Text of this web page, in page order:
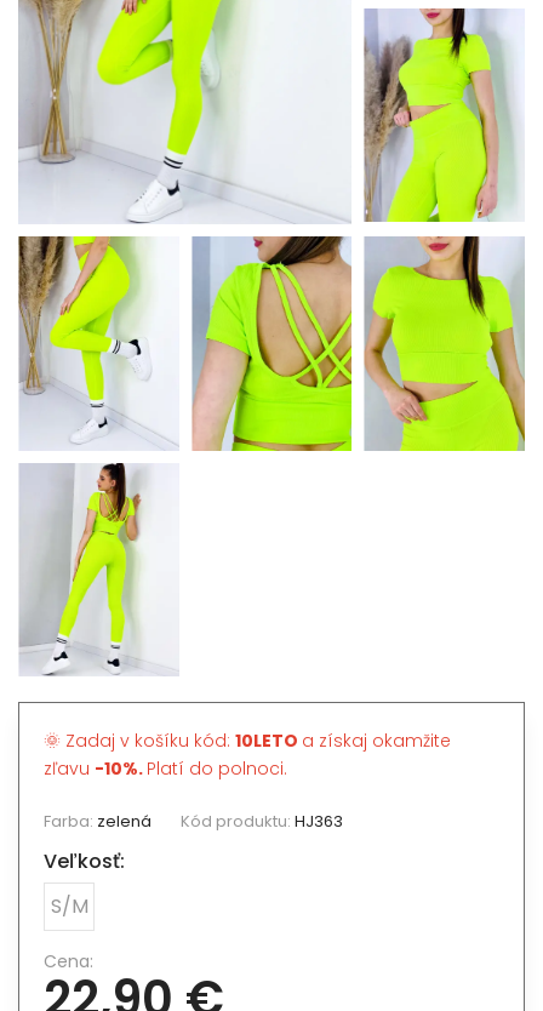
🌞 Zadaj v košíku kód: 10LETO a získaj okamžite
zľavu -10%. Platí do polnoci.
Farba: zelená Kód produktu: HJ363
Veľkosť:
S/M
Cena: